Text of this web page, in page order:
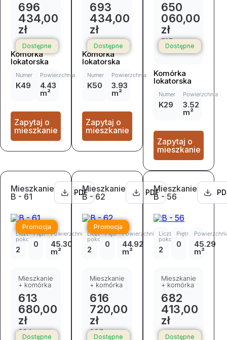
Dostępne
696
434,00
zł
Komórka
lokatorska
Numer
K49
Powierzchnia
4.43
m²
Zapytaj o
mieszkanie
Dostępne
693
434,00
zł
Komórka
lokatorska
Numer
K50
Powierzchnia
3.93
m²
Zapytaj o
mieszkanie
Dostępne
650
060,00
zł
717
317,00 zł
Komórka
lokatorska
Numer
K29
Powierzchnia
3.52
m²
Zapytaj o
mieszkanie
Mieszkanie
B - 61
PDF
Dostępne
Promocja
Liczba
pokoi
2
Piętro
0
Powierzchnia
45.30
m²
Mieszkanie
+ komórka
613
680,00
zł
684
Mieszkanie
B - 62
PDF
Dostępne
Promocja
Liczba
pokoi
2
Piętro
0
Powierzchnia
44.92
m²
Mieszkanie
+ komórka
616
720,00
zł
687
Mieszkanie
B - 56
Dostępne
Liczba
pokoi
2
Piętro
0 45.29
m²
Mieszkanie
+ komórka
682
413,00
zł